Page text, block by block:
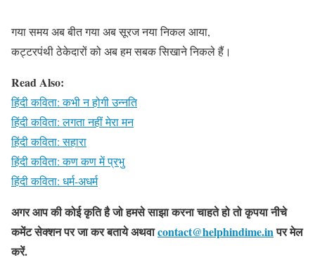
गया समय अब बीत गया अब सूरज नया निकल आया,
कट्टरपंथी ठेकेदारों को अब हम सबक सिखाने निकले हैं।
Read Also:
हिंदी कविता: कभी न होगी उन्नति
हिंदी कविता: लगता नहीं मेरा मन
हिंदी कविता: सहारा
हिंदी कविता: कण कण में प्रभु
हिंदी कविता: धर्म-अधर्म
अगर आप की कोई कृति है जो हमसे साझा करना चाहते हो तो कृपया नीचे
कमेंट सेक्शन पर जा कर बतायेअथवाcontact@helphindime.inपर मेल
करें.